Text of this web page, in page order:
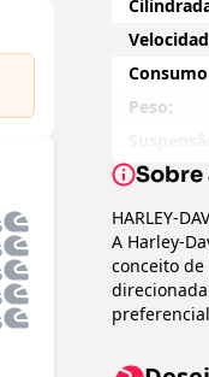
Peso:
Preço
Peso em
Altura do
Pneu
Pneu
dianteira:
Sobre
HARLEY-
A Harley-
conceito
Design e